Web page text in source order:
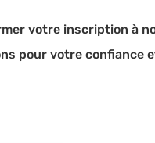
votre inscription à
pour votre confiance